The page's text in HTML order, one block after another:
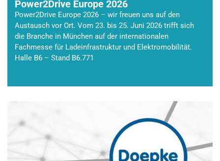
Power2Drive Europe 2026
Power2Drive Europe 2026 – wir freuen uns auf den
Austausch vor Ort. Vom 23. bis 25. Juni 2026 trifft sich
die Branche in München auf der internationalen
Fachmesse für Ladeinfrastruktur und Elektromobilität.
Halle B6 – Stand B6.771